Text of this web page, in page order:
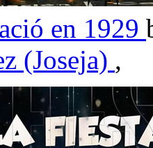
en 1929
(Joseja) ,